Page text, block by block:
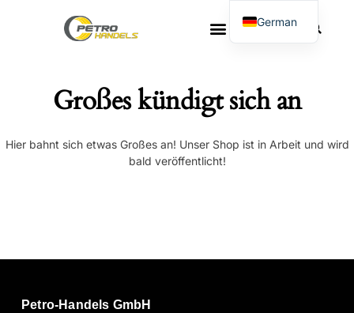
Großes kündigt sich an
Hier bahnt sich etwas Großes an! Unser Shop ist in Arbeit und wird
bald veröffentlicht!
Petro-Handels GmbH
German